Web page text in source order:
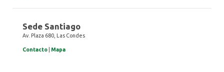
Sede Santiago
Av. Plaza 680, Las Condes
Contacto Mapa